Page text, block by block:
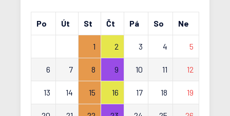
Po Út St Čt Pá So Ne
1 2 3 4 5
6 7 8 9 10 11 12
13 14 15 16 17 18 19